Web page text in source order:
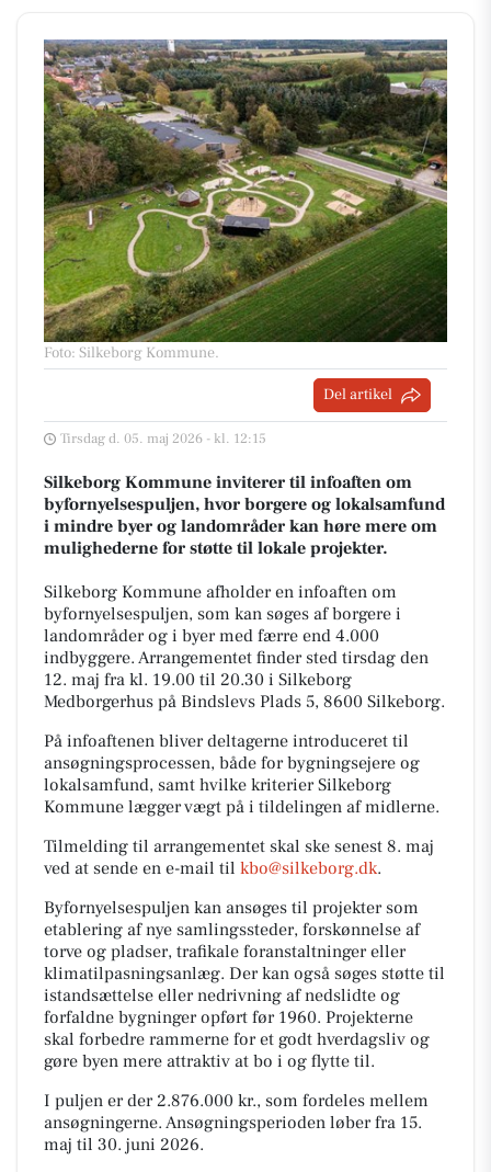
Foto: Silkeborg Kommune.
Del artikel
Tirsdag d. 05. maj 2026 - kl. 12:15
Silkeborg Kommune inviterer til infoaften om
byfornyelsespuljen, hvor borgere og lokalsamfund
i mindre byer og landområder kan høre mere om
mulighederne for støtte til lokale projekter.
Silkeborg Kommune afholder en infoaften om
byfornyelsespuljen, som kan søges af borgere i
landområder og i byer med færre end 4.000
indbyggere. Arrangementet finder sted tirsdag den
12. maj fra kl. 19.00 til 20.30 i Silkeborg
Medborgerhus på Bindslevs Plads 5, 8600 Silkeborg.
På infoaftenen bliver deltagerne introduceret til
ansøgningsprocessen, både for bygningsejere og
lokalsamfund, samt hvilke kriterier Silkeborg
Kommune lægger vægt på i tildelingen af midlerne.
Tilmelding til arrangementet skal ske senest 8. maj
ved at sende en e-mail til kbo@silkeborg.dk.
Byfornyelsespuljen kan ansøges til projekter som
etablering af nye samlingssteder, forskønnelse af
torve og pladser, trafikale foranstaltninger eller
klimatilpasningsanlæg. Der kan også søges støtte til
istandsættelse eller nedrivning af nedslidte og
forfaldne bygninger opført før 1960. Projekterne
skal forbedre rammerne for et godt hverdagsliv og
gøre byen mere attraktiv at bo i og flytte til.
I puljen er der 2.876.000 kr., som fordeles mellem
ansøgningerne. Ansøgningsperioden løber fra 15.
maj til 30. juni 2026.